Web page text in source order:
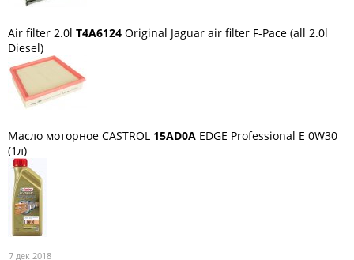
Air filter 2.0l T4A6124 Original Jaguar air filter F-Pace (all 2.0l
Diesel)
Масло моторное CASTROL 15AD0A EDGE Professional E 0W30
(1л)
7 дек 2018